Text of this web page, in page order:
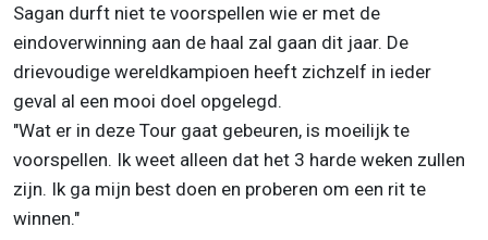
Sagan durft niet te voorspellen wie er met de
eindoverwinning aan de haal zal gaan dit jaar. De
drievoudige wereldkampioen heeft zichzelf in ieder
geval al een mooi doel opgelegd.
"Wat er in deze Tour gaat gebeuren, is moeilijk te
voorspellen. Ik weet alleen dat het 3 harde weken zullen
zijn. Ik ga mijn best doen en proberen om een rit te
winnen."